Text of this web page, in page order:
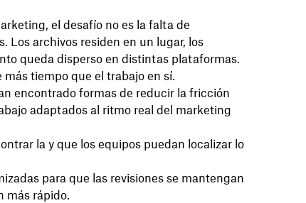
el desafío no es la falta de
Los archivos residen en un lugar, los
queda disperso en distintas plataformas.
tiempo que el trabajo en sí.
encontrado formas de reducir la fricción
adaptados al ritmo real del marketing
la y que los equipos puedan localizar lo
para que las revisiones se mantengan
más rápido.